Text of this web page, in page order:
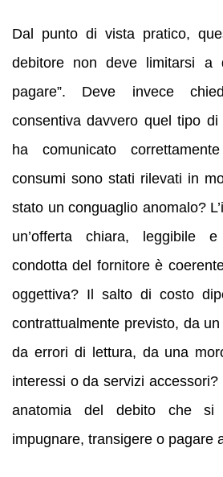
Dal punto di vista pratico,
debitore non deve limitarsi a
pagare”. Deve invece
consentiva davvero quel tipo
ha comunicato
consumi sono stati rilevati in
stato un conguaglio anomalo?
un’offerta chiara, leggibile
condotta del fornitore è
oggettiva? Il salto di costo
contrattualmente previsto, da
da errori di lettura, da una
interessi o da servizi
anatomia del debito che si
impugnare, transigere o pagare